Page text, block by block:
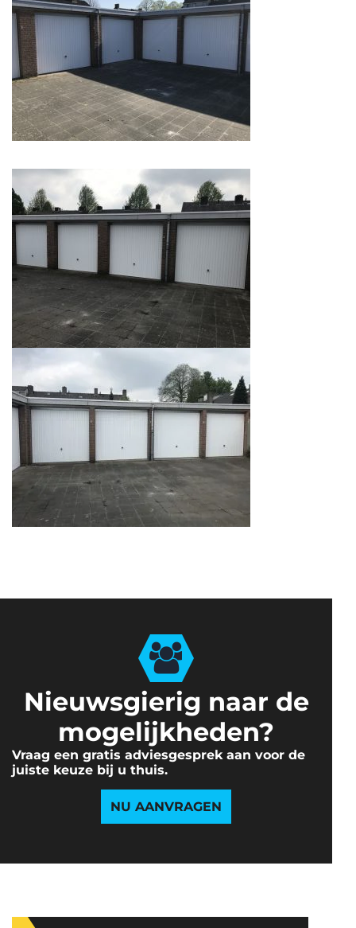
Nieuwsgierig naar de
mogelijkheden?
Vraag een gratis adviesgesprek aan voor de
juiste keuze bij u thuis.
NU AANVRAGEN